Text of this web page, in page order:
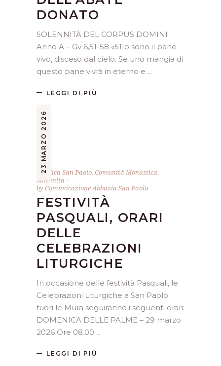
DONATO
SOLENNITÀ DEL CORPUS DOMINI
Anno A – Gv 6,51-58 «51Io sono il pane
vivo, disceso dal cielo. Se uno mangia di
questo pane vivrà in eterno e
LEGGI DI PIÙ
23 MARZO 2026
Basilica San Paolo, Comunità Monastica,
Solennità
byComunicazione Abbazia San Paolo
FESTIVITÀ
PASQUALI, ORARI
DELLE
CELEBRAZIONI
LITURGICHE
In occasione delle festività Pasquali, le
Celebrazioni Liturgiche a San Paolo
fuori le Mura seguiranno i seguenti orari:
DOMENICA DELLE PALME – 29 marzo
2026 Ore 08.00
LEGGI DI PIÙ